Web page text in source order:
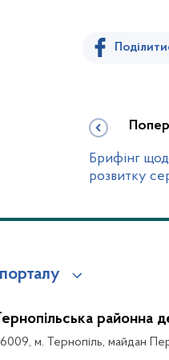
Брифінг
розвитку
районна
м. Тернопіль, майдан